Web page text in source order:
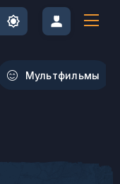
Мультфильмы